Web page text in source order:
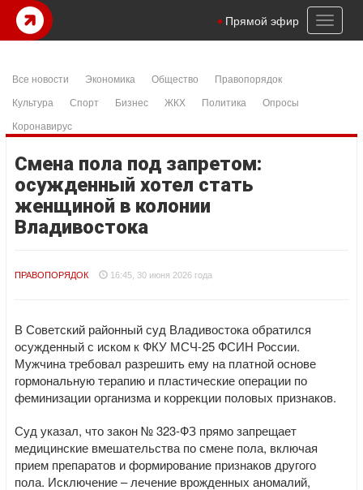
Toggle
Прямой эфир
Все новости Экономика Общество
Правопорядок
Культура
Спорт Бизнес ЖКХ Политика
Опросы
Коронавирус
Смена пола под запретом:
осужденный хотел стать
женщиной в колонии
Владивостока
ПРАВОПОРЯДОК 16:45, 30 июня 2026 года
В Советский районный суд Владивостока обратился
осужденный с иском к ФКУ МСЧ-25 ФСИН России.
Мужчина требовал разрешить ему на платной основе
гормональную терапию и пластические операции по
феминизации организма и коррекции половых признаков.
Суд указал, что закон № 323-ФЗ прямо запрещает
медицинские вмешательства по смене пола, включая
прием препаратов и формирование признаков другого
пола. Исключение – лечение врожденных аномалий,